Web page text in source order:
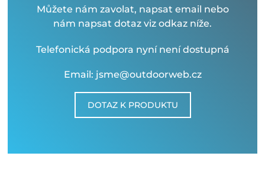
Můžete nám zavolat, napsat email nebo
nám napsat dotaz viz odkaz níže.
Telefonická podpora nyní není dostupná
Email: jsme@outdoorweb.cz
DOTAZ K PRODUKTU